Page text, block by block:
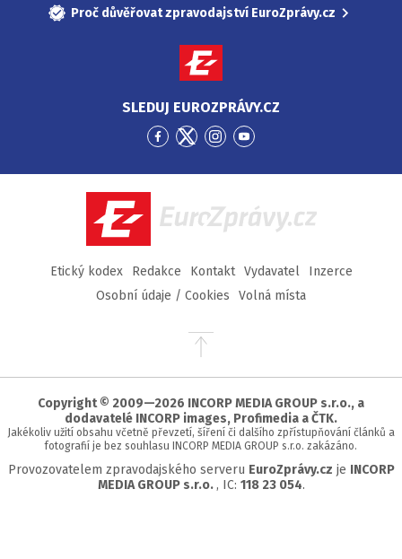
Proč důvěřovat zpravodajství EuroZprávy.cz
SLEDUJ EUROZPRÁVY.CZ
Přejít
Facebook
Přejít
Twitter
Přejít
Instagram
Přejít
YouTube
EuroZprávy.cz
Etický kodex Redakce Kontakt Vydavatel
Inzerce
Osobní údaje / Cookies
Volná místa
Přejít
stránky
Copyright © 2009—2026 INCORP MEDIA GROUP s.r.o., a
dodavatelé INCORP images, Profimedia a ČTK.
Jakékoliv užití obsahu včetně převzetí, šíření či dalšího zpřístupňování článků a
fotografií je bez souhlasu INCORP MEDIA GROUP s.r.o. zakázáno.
Provozovatelem zpravodajského serveru EuroZprávy.cz je INCORP
MEDIA GROUP s.r.o. , IC: 118 23 054.